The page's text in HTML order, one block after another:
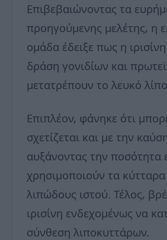
Επιβεβαιώνοντας τα
προηγούμενης μελέτης, η
ομάδα έδειξε πως η
δράση γονιδίων και
μετατρέπουν το λευκό
Επιπλέον, φάνηκε ότι
σχετίζεται και με την
αυξάνοντας την ποσότητα
χρησιμοποιούν τα
λιπώδους ιστού. Τέλος,
ιρισίνη ενδεχομένως να
σύνθεση λιποκυττάρων.